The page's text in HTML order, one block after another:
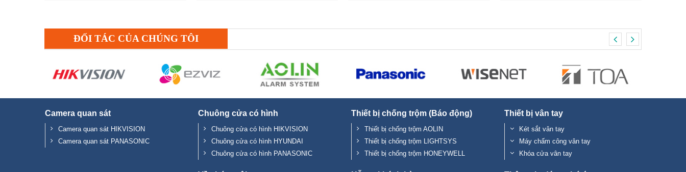
ĐỐI TÁC CỦA CHÚNG TÔI
Camera quan sát
Camera quan sát HIKVISION
Camera quan sát PANASONIC
Chuông cửa có hình
Chuông cửa có hình HIKVISION
Chuông cửa có hình HYUNDAI
Chuông cửa có hình PANASONIC
Thiết bị chống trộm (Báo động)
Thiết bị chống trộm AOLIN
Thiết bị chống trộm LIGHTSYS
Thiết bị chống trộm HONEYWELL
Thiết bị vân tay
Két sắt vân tay
Máy chấm công vân tay
Khóa cửa vân tay